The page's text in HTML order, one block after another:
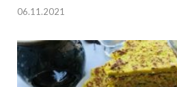
06.11.2021